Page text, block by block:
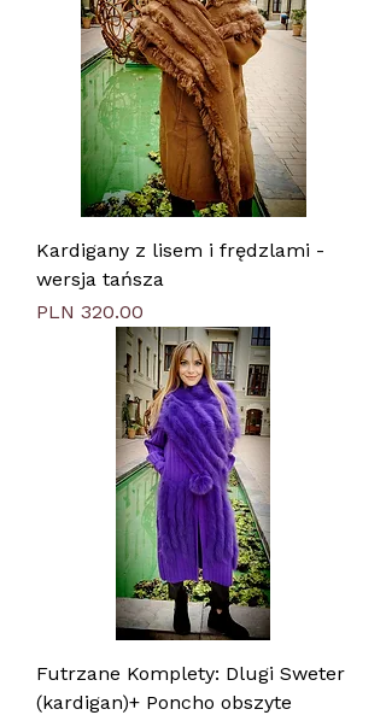
Kardigany z lisem i frędzlami -
wersja tańsza
Price
PLN 320.00
Futrzane Komplety: Dlugi Sweter
(kardigan)+ Poncho obszyte